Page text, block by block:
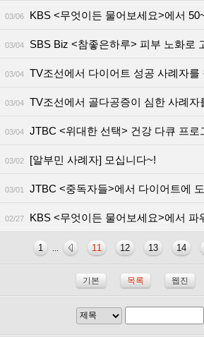
03/06 KBS <무엇이든 물어보세요>에서 50~70대 턱관
03/04 SBS Biz <참좋은하루> 피부 노화로 고민인 4050
03/04 TV조선에서 다이어트 성공 사례자를
03/04 TV조선에서 골다공증이 심한 사례자
03/04 JTBC <위대한 선택> 건강 다큐 프로그램에서 골다공증으로 인해
03/02 [알부민 사례자] 모십니다~!
03/01 JTBC <중독자들>에서 다이어트에 도움되
02/27 KBS <무엇이든 물어보세요>에서 파워워킹, 달리기
1 ... 11 12 13 14
기본 목록 웹진